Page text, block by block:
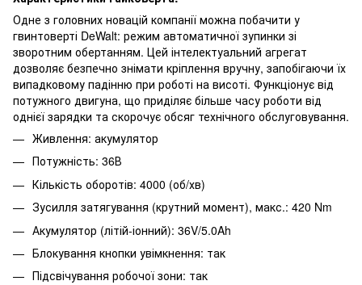
Одне з головних новацій компанії можна побачити у
гвинтоверті DeWalt: режим автоматичної зупинки зі
зворотним обертанням. Цей інтелектуальний агрегат
дозволяє безпечно знімати кріплення вручну, запобігаючи їх
випадковому падінню при роботі на висоті. Функціонує від
потужного двигуна, що приділяє більше часу роботи від
однієї зарядки та скорочує обсяг технічного обслуговування.
Живлення: акумулятор
Потужність: 36В
Кількість оборотів: 4000 (об/хв)
Зусилля затягування (крутний момент), макс.: 420 Nm
Акумулятор (літій-іонний): 36V/5.0Ah
Блокування кнопки увімкнення: так
Підсвічування робочої зони: так